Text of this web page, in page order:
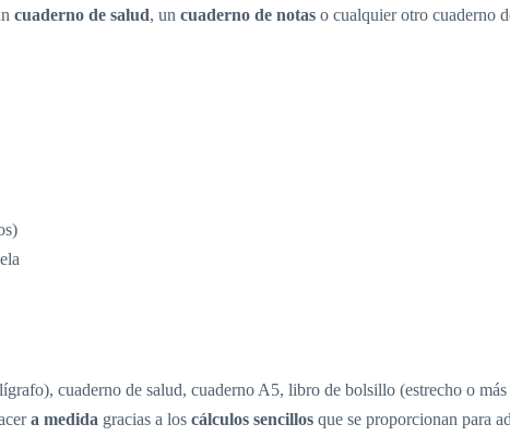
cuaderno de salud, un cuaderno de notas o cualquier otro cuaderno
cuaderno de salud, cuaderno A5, libro de bolsillo (estrecho o
a medida gracias a los cálculos sencillos que se proporcionan para